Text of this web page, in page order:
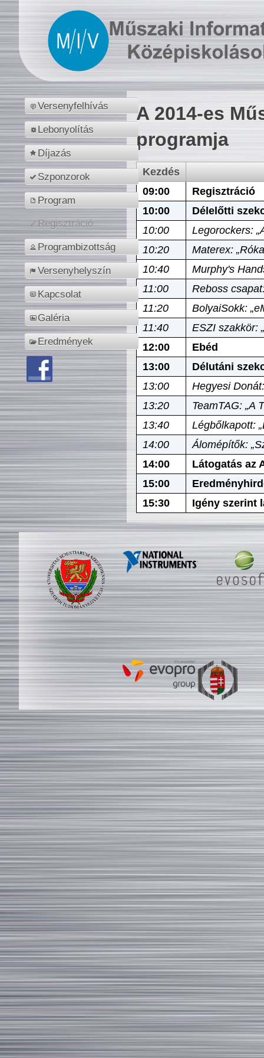
Versenyfelhívás
Lebonyolítás
Díjazás
Szponzorok
Program
Regisztráció
Programbizottság
Versenyhelyszín
Kapcsolat
Galéria
Eredmények
A 2014-es
programja
Kezdés
09:00
Regisztráció
10:00
Délelőtti
10:00
Legorockers:
10:20
Materex:
10:40
Murphy's
11:00
Reboss
11:20
BolyaiSokk:
11:40
ESZI szakkör:
12:00
Ebéd
13:00
Délutáni
13:00
Hegyesi
13:20
TeamTAG: „A
13:40
Légbőlkapott:
14:00
Álomépítők:
14:00
Látogatás az
15:00
15:30
Igény szerint